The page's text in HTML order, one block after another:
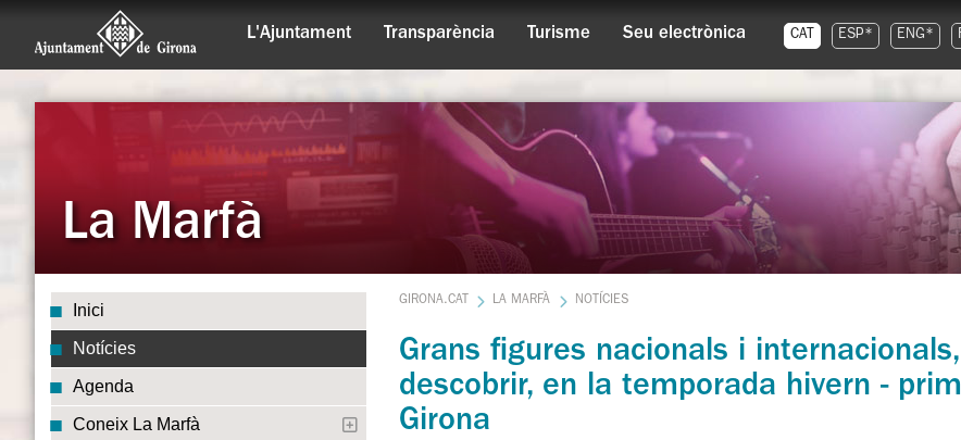
L'Ajuntament Transparència Turisme Seu electrònica CAT ESP* ENG*
La Marfà
Inici
Notícies
Agenda
Coneix La Marfà
GIRONA.CAT LA MARFÀ NOTÍCIES
Grans figures nacionals i
descobrir, en la temporada hivern -
Girona